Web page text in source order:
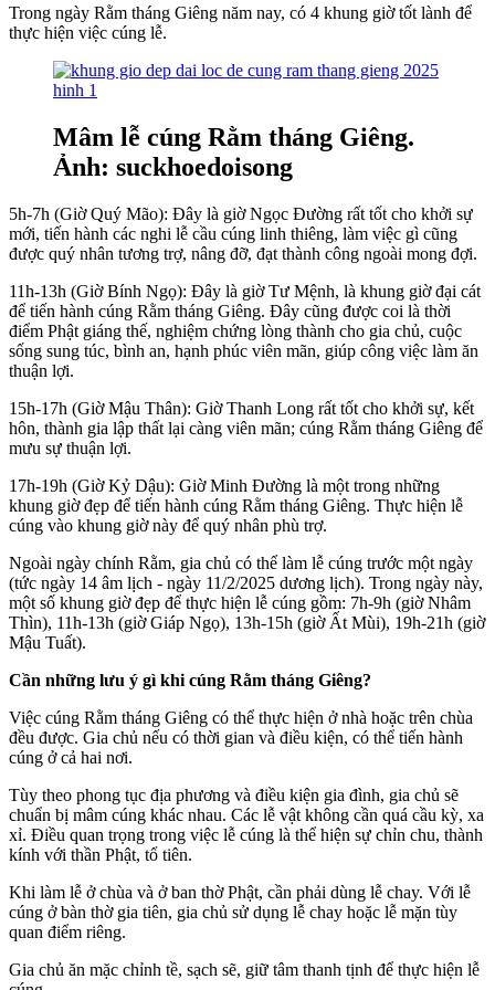
Trong ngày Rằm tháng Giêng năm nay, có 4 khung giờ tốt lành để
thực hiện việc cúng lễ.
Mâm lễ cúng Rằm tháng Giêng.
Ảnh: suckhoedoisong
5h-7h (Giờ Quý Mão): Đây là giờ Ngọc Đường rất tốt cho khởi sự
mới, tiến hành các nghi lễ cầu cúng linh thiêng, làm việc gì cũng
được quý nhân tương trợ, nâng đỡ, đạt thành công ngoài mong đợi.
11h-13h (Giờ Bính Ngọ): Đây là giờ Tư Mệnh, là khung giờ đại cát
để tiến hành cúng Rằm tháng Giêng. Đây cũng được coi là thời
điểm Phật giáng thế, nghiệm chứng lòng thành cho gia chủ, cuộc
sống sung túc, bình an, hạnh phúc viên mãn, giúp công việc làm ăn
thuận lợi.
15h-17h (Giờ Mậu Thân): Giờ Thanh Long rất tốt cho khởi sự, kết
hôn, thành gia lập thất lại càng viên mãn; cúng Rằm tháng Giêng để
mưu sự thuận lợi.
17h-19h (Giờ Kỷ Dậu): Giờ Minh Đường là một trong những
khung giờ đẹp để tiến hành cúng Rằm tháng Giêng. Thực hiện lễ
cúng vào khung giờ này để quý nhân phù trợ.
Ngoài ngày chính Rằm, gia chủ có thể làm lễ cúng trước một ngày
(tức ngày 14 âm lịch - ngày 11/2/2025 dương lịch). Trong ngày này,
một số khung giờ đẹp để thực hiện lễ cúng gồm: 7h-9h (giờ Nhâm
Thìn), 11h-13h (giờ Giáp Ngọ), 13h-15h (giờ Ất Mùi), 19h-21h (giờ
Mậu Tuất).
Cần những lưu ý gì khi cúng Rằm tháng Giêng?
Việc cúng Rằm tháng Giêng có thể thực hiện ở nhà hoặc trên chùa
đều được. Gia chủ nếu có thời gian và điều kiện, có thể tiến hành
cúng ở cả hai nơi.
Tùy theo phong tục địa phương và điều kiện gia đình, gia chủ sẽ
chuẩn bị mâm cúng khác nhau. Các lễ vật không cần quá cầu kỳ, xa
xỉ. Điều quan trọng trong việc lễ cúng là thể hiện sự chỉn chu, thành
kính với thần Phật, tổ tiên.
Khi làm lễ ở chùa và ở ban thờ Phật, cần phải dùng lễ chay. Với lễ
cúng ở bàn thờ gia tiên, gia chủ sử dụng lễ chay hoặc lễ mặn tùy
quan điểm riêng.
Gia chủ ăn mặc chỉnh tề, sạch sẽ, giữ tâm thanh tịnh để thực hiện lễ